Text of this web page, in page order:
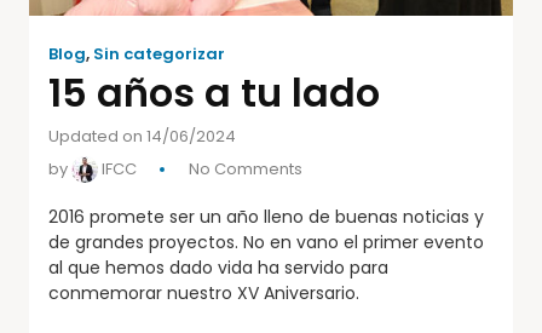
Blog, Sin categorizar
15 años a tu lado
Updated on 14/06/2024
by
IFCC No Comments
2016 promete ser un año lleno de buenas noticias y
de grandes proyectos. No en vano el primer evento
al que hemos dado vida ha servido para
conmemorar nuestro XV Aniversario.